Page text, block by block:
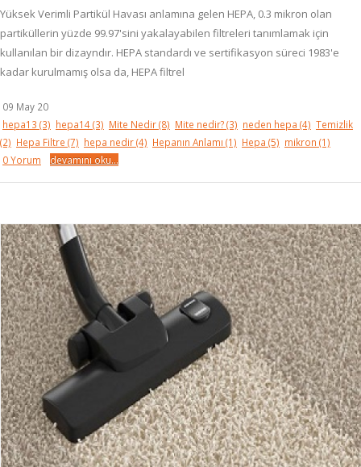
Yüksek Verimli Partikül Havası anlamına gelen HEPA, 0.3 mikron olan
partiküllerin yüzde 99.97'sini yakalayabilen filtreleri tanımlamak için
kullanılan bir dizayndır. HEPA standardı ve sertifikasyon süreci 1983'e
kadar kurulmamış olsa da, HEPA filtrel
09 May 20
hepa13 (3) hepa14(3) Mite Nedir(8) Mite nedir?(3) neden hepa (4) Temizlik
(2) Hepa Filtre (7) hepa nedir(4) Hepanın Anlamı (1) Hepa (5) mikron (1)
0 Yorum
devamını oku...